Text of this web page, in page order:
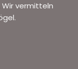
vermitteln